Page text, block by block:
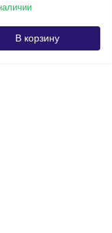
В корзину